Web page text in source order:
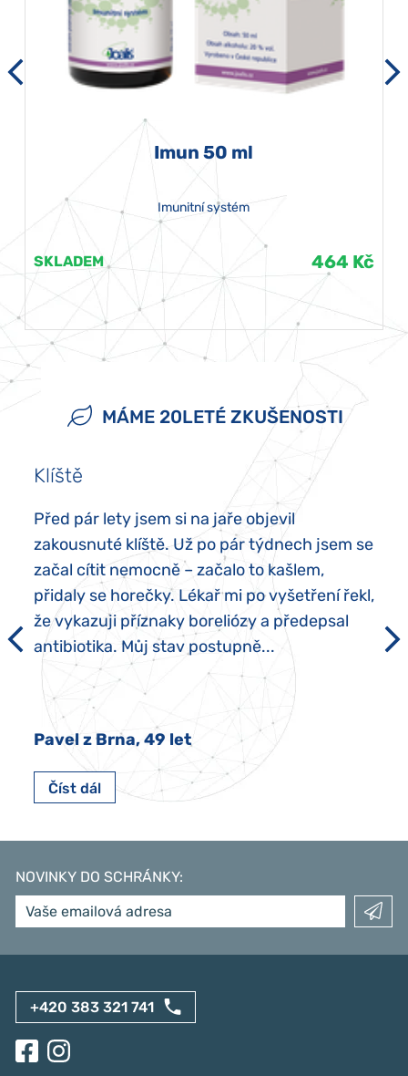
Imun 50 ml
Imunitní systém
SKLADEM 464 Kč
MÁME 20LETÉ ZKUŠENOSTI
Klíště
Před pár lety jsem si na jaře objevil
zakousnuté klíště. Už po pár týdnech jsem se
začal cítit nemocně – začalo to kašlem,
přidaly se horečky. Lékař mi po vyšetření řekl,
že vykazuji příznaky boreliózy a předepsal
antibiotika. Můj stav postupně...
Pavel z Brna, 49 let
Číst dál
NOVINKY DO SCHRÁNKY:
+420 383 321 741